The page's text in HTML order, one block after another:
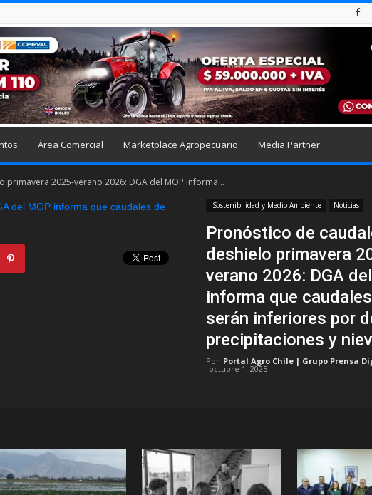
Área Comercial Marketplace Agropecuario Media Partner
primavera 2025-verano 2026: DGA del MOP informa...
Sostenibilidad y Medio Ambiente Noticias
Pronóstico de
deshielo primavera
verano 2026: DGA
informa que
serán inferiores por
precipitaciones y
Por Portal Agro Chile | Grupo Prensa
octubre 1, 2025